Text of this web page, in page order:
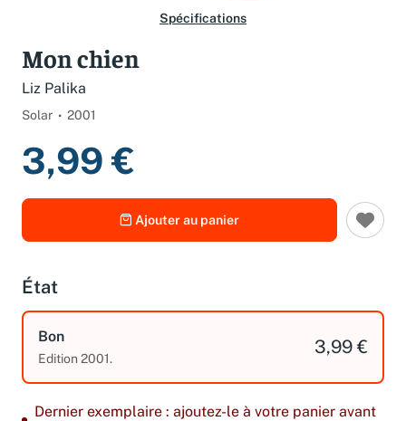
Spécifications
Mon chien
Liz Palika
Solar 2001
3,99 €
Ajouter au panier
État
Bon
Edition 2001.
3,99 €
Dernier exemplaire : ajoutez-le à votre panier avant